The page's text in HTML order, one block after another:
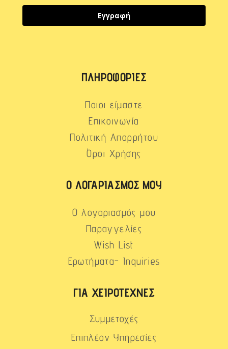
Εγγραφή
ΠΛΗΡΟΦΟΡΊΕΣ
Ποιοι είμαστε
Επικοινωνία
Πολιτική Απορρήτου
Όροι Χρήσης
Ο ΛΟΓΑΡΙΑΣΜΌΣ ΜΟΥ
Ο λογαριασμός μου
Παραγγελίες
Wish List
Ερωτήματα- Inquiries
ΓΙΑ ΧΕΙΡΟΤΈΧΝΕΣ
Συμμετοχές
Επιπλέον Υπηρεσίες